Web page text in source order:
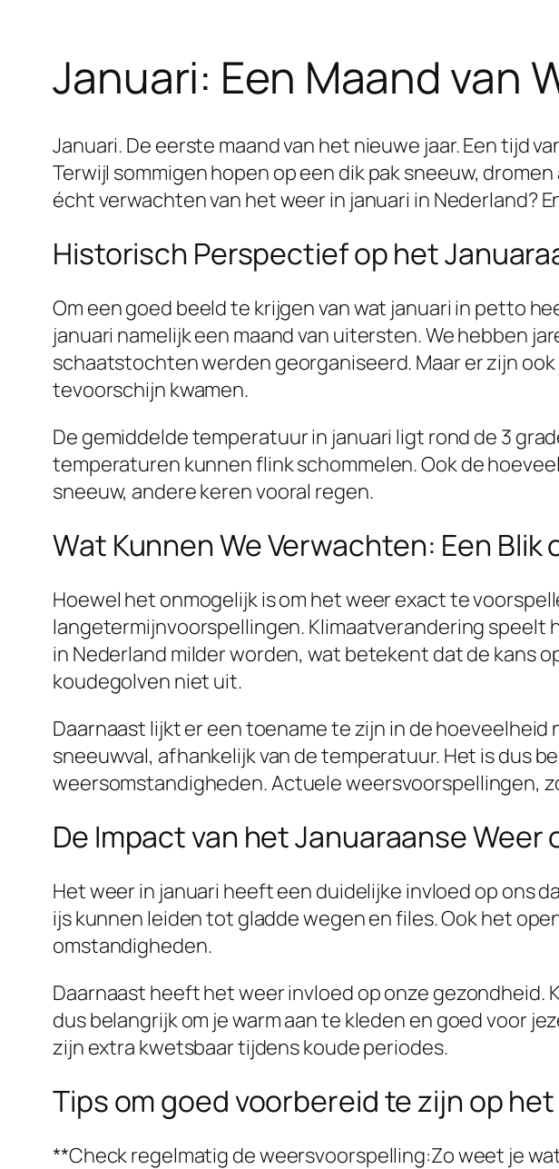
Januari: Een Maand van
Januari. De eerste maand van het nieuwe jaar. Een tijd
Terwijl sommigen hopen op een dik pak sneeuw,
écht verwachten van het weer in januari in Nederland?
Historisch Perspectief op het
Om een goed beeld te krijgen van wat januari in petto
januari namelijk een maand van uitersten. We hebben
schaatstochten werden georganiseerd. Maar er zijn
tevoorschijn kwamen.
De gemiddelde temperatuur in januari ligt rond de 3
temperaturen kunnen flink schommelen. Ook de
sneeuw, andere keren vooral regen.
Wat Kunnen We Verwachten: Een Blik
Hoewel het onmogelijk is om het weer exact te
langetermijnvoorspellingen. Klimaatverandering speelt
in Nederland milder worden, wat betekent dat de kans
koudegolven niet uit.
Daarnaast lijkt er een toename te zijn in de
sneeuwval, afhankelijk van de temperatuur. Het is dus
weersomstandigheden. Actuele weersvoorspellingen,
De Impact van het Januaraanse Weer
Het weer in januari heeft een duidelijke invloed op ons
ijs kunnen leiden tot gladde wegen en files. Ook het
omstandigheden.
Daarnaast heeft het weer invloed op onze
dus belangrijk om je warm aan te kleden en goed voor
zijn extra kwetsbaar tijdens koude periodes.
Tips om goed voorbereid te zijn op
**Check regelmatig de weersvoorspelling:Zo weet je